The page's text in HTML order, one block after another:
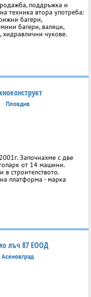
поддръжка и
техника втора употреба:
багери,
багери, валяци,
хидравлични чукове.
Пловдив
Започнахме с две
от 14 машини.
строителството.
платформа - марка
лъч 87 ЕООД
Асеновград